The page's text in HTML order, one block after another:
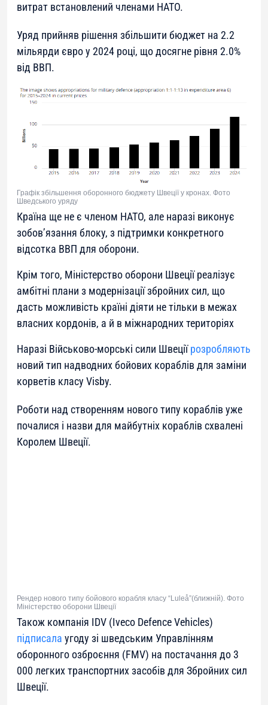
витрат встановлений членами НАТО.
Уряд прийняв рішення збільшити бюджет на 2.2
мільярди євро у 2024 році, що досягне рівня 2.0%
від ВВП.
Графік збільшення оборонного бюджету Швеції у кронах. Фото
Шведського уряду
Країна ще не є членом НАТО, але наразі виконує
зобов’язання блоку, з підтримки конкретного
відсотка ВВП для оборони.
Крім того, Міністерство оборони Швеції реалізує
амбітні плани з модернізації збройних сил, що
дасть можливість країні діяти не тільки в межах
власних кордонів, а й в міжнародних територіях
Наразі Військово-морські сили Швеціїрозробляють
новий тип надводних бойових кораблів для заміни
корветів класу Visby.
Роботи над створенням нового типу кораблів уже
почалися і назви для майбутніх кораблів схвалені
Королем Швеції.
Рендер нового типу бойового корабля класу “Luleå”(ближній). Фото
Міністерство оборони Швеції
Також компанія IDV (Iveco Defence Vehicles)
підписала угоду зі шведським Управлінням
оборонного озброєння (FMV) на постачання до 3
000 легких транспортних засобів для Збройних сил
Швеції.